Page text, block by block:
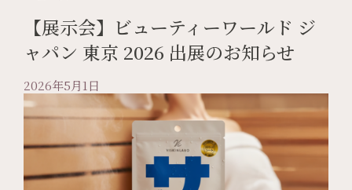
【展示会】ビューティーワールド ジ
ャパン 東京 2026 出展のお知らせ
2026年5月1日